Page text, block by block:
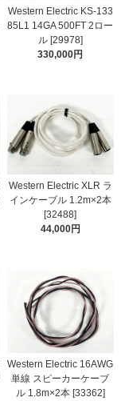
Western Electric KS-133
85L1 14GA 500FT 2ロー
ル [29978]
330,000円
Western Electric XLR ラ
インケーブル 1.2m×2本
[32488]
44,000円
Western Electric 16AWG
単線 スピーカーケーブ
ル 1.8m×2本 [33362]